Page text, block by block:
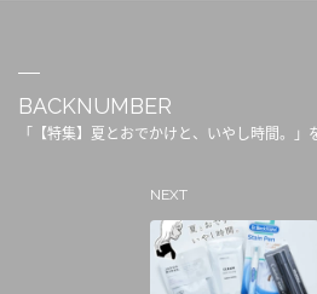
BACKNUMBER
「【特集】夏とおでかけと、いやし時間。」
NEXT